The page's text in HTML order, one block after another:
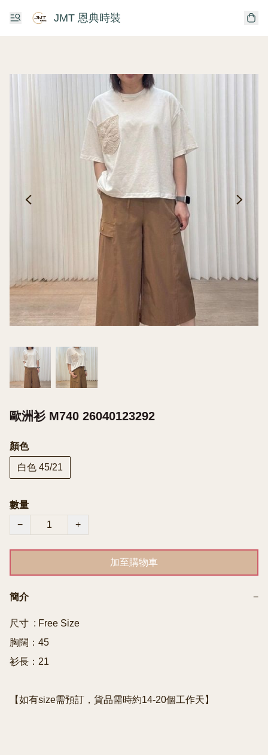
JMT 恩典時裝
歐洲衫 M740 26040123292
顏色
白色 45/21
數量
−
+
加至購物車
簡介 −
尺寸  : Free Size
胸闊：45
衫長：21